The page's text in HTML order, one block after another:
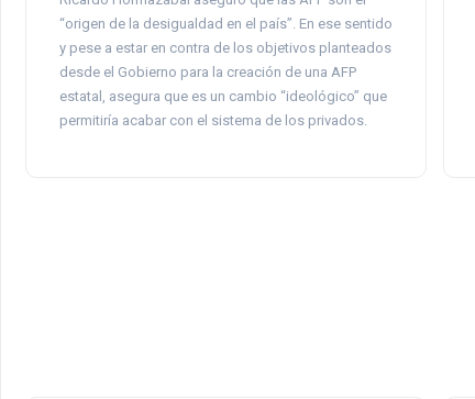
“origen de la desigualdad en el país”. En ese sentido
y pese a estar en contra de los objetivos planteados
desde el Gobierno para la creación de una AFP
estatal, asegura que es un cambio “ideológico” que
permitiría acabar con el sistema de los privados.